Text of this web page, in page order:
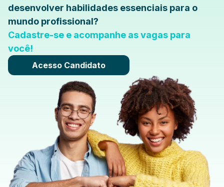
desenvolver habilidades essenciais para o
mundo profissional?
Cadastre-se e acompanhe as vagas para
você!
Acesso Candidato